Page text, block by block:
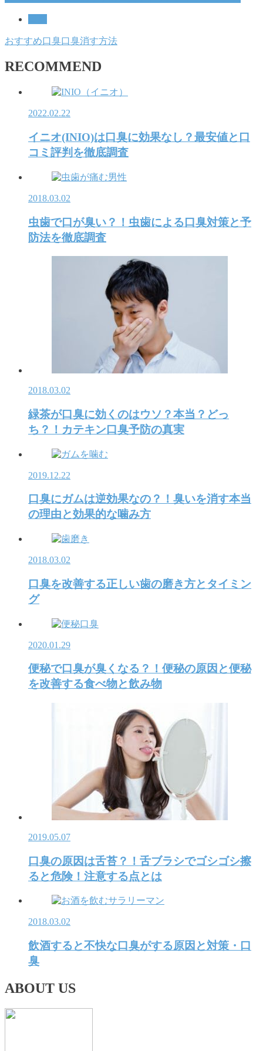
おすすめ口臭口臭消す方法
RECOMMEND
2022.02.22
イニオ(INIO)は口臭に効果なし？最安値と口
コミ評判を徹底調査
2018.03.02
虫歯で口が臭い？！虫歯による口臭対策と予
防法を徹底調査
2018.03.02
緑茶が口臭に効くのはウソ？本当？どっ
ち？！カテキン口臭予防の真実
2019.12.22
口臭にガムは逆効果なの？！臭いを消す本当
の理由と効果的な噛み方
2018.03.02
口臭を改善する正しい歯の磨き方とタイミン
グ
2020.01.29
便秘で口臭が臭くなる？！便秘の原因と便秘
を改善する食べ物と飲み物
2019.05.07
口臭の原因は舌苔？！舌ブラシでゴシゴシ擦
ると危険！注意する点とは
2018.03.02
飲酒すると不快な口臭がする原因と対策・口
臭
ABOUT US